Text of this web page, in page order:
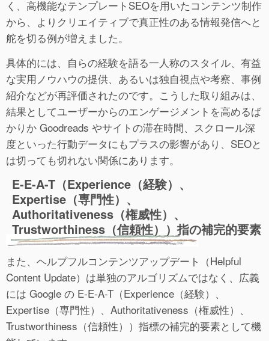
く、高機能なテンプレートSEOを用いたコンテンツ制作
から、よりクリエイティブで真正性のある情報発信へと
舵を切る例が増えました。
具体的には、自らの経験を語る一人称のスタイル、有益
な実用ノウハウの提供、あるいは独自視点や考察、事例
紹介などが再評価されたのです。こうした取り組みは、
結果としてユーザーからのエンゲージメントを高めるば
かりか Goodreads やサイトの滞在時間、スクロール深
度といった行動データにもプラスの影響があり、SEOと
は切っても切れない関係にあります。
E-E-A-T（Experience（経験）、
Expertise（専門性）、
Authoritativeness（権威性）、
Trustworthiness（信頼性））指の補完的要素
また、ヘルプフルコンテンツアップデート（Helpful
Content Update）は単独のアルゴリズムではなく、広義
には Google の E-E-A-T（Experience（経験）、
Expertise（専門性）、Authoritativeness（権威性）、
Trustworthiness（信頼性））指標の補完的要素として機